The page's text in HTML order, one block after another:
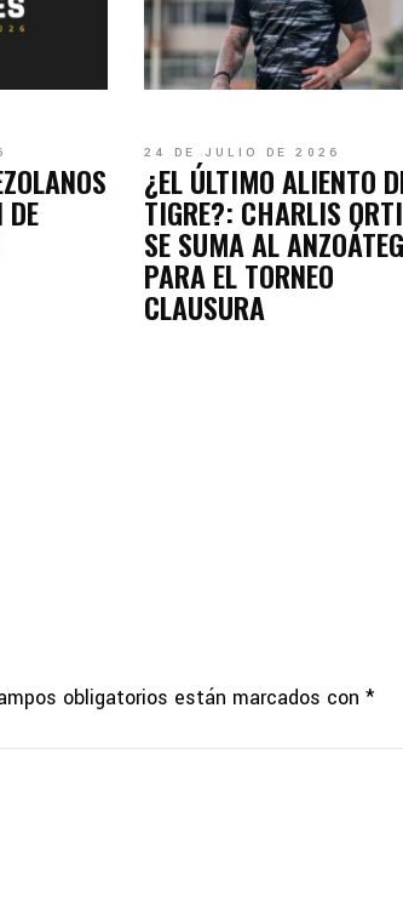
DE
24 DE JULIO DE 2026
¿EL ÚLTIMO ALIENTO
TIGRE?: CHARLIS
SE SUMA AL
PARA EL TORNEO
CLAUSURA
obligatorios están marcados con *